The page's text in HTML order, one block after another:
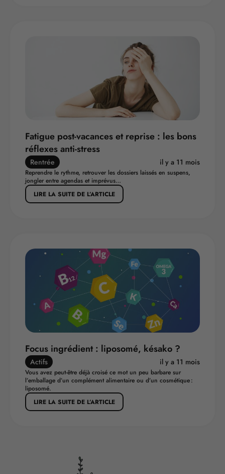
Fatigue post-vacances et reprise : les bons
réflexes anti-stress
Rentrée il y a 11 mois
Reprendre le rythme, retrouver les dossiers laissés en suspens,
jongler entre agendas et imprévus…
LIRE LA SUITE DE L’ARTICLE
Focus ingrédient : liposomé, késako ?
Actifs il y a 11 mois
Vous avez peut-être déjà croisé ce mot un peu barbare sur
l’emballage d’un complément alimentaire ou d’un cosmétique :
liposomé.
LIRE LA SUITE DE L’ARTICLE